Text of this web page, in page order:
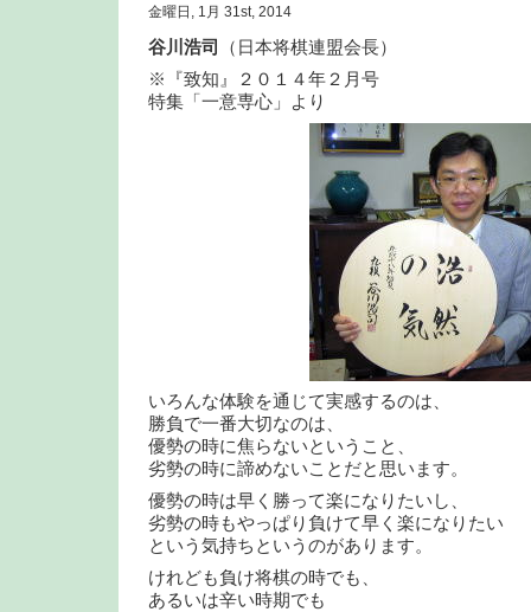
金曜日, 1月 31st, 2014
谷川浩司
（日本将棋連盟会長）
※『致知』２０１４年２月号
特集「一意専心」より
いろんな体験を通じて実感するのは、
勝負で一番大切なのは、
優勢の時に焦らないということ、
劣勢の時に諦めないことだと思います。
優勢の時は早く勝って楽になりたいし、
劣勢の時もやっぱり負けて早く楽になりたい
という気持ちというのがあります。
けれども負け将棋の時でも、
あるいは辛い時期でも